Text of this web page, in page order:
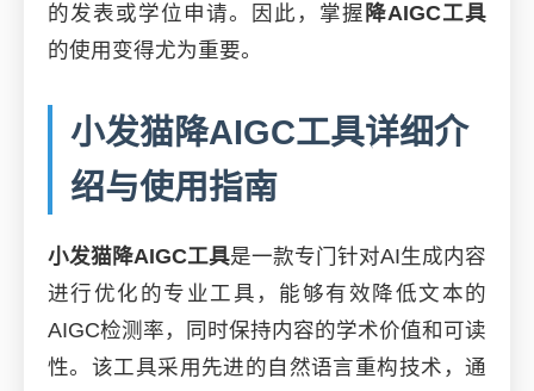
的发表或学位申请。因此，掌握 降AIGC工具
的使用变得尤为重要。
小发猫降AIGC工具详细介
绍与使用指南
小发猫降AIGC工具是一款专门针对AI生成内容
进行优化的专业工具，能够有效降低文本的
AIGC检测率，同时保持内容的学术价值和可读
性。该工具采用先进的自然语言重构技术，通